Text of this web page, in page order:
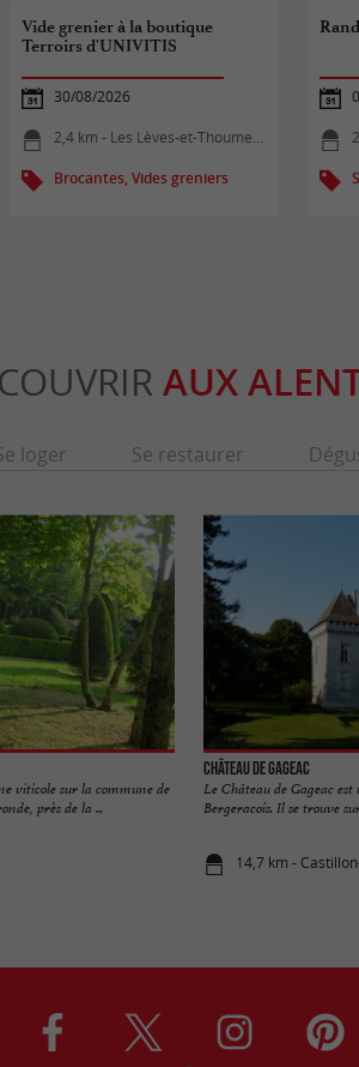
Vide grenier à la boutique
Terroirs d'UNIVITIS
30/08/2026
2,4 km - Les Lèves-et-Thoumeyragues
Brocantes, Vides greniers
AUX
loger Se restaurer
viticole sur la commune de
près de la ...
Château de Gageac
Le Château de Gageac
Bergeracois. Il se trouve
14,7 km -